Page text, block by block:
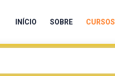
INÍCIO SOBRE CURSOS